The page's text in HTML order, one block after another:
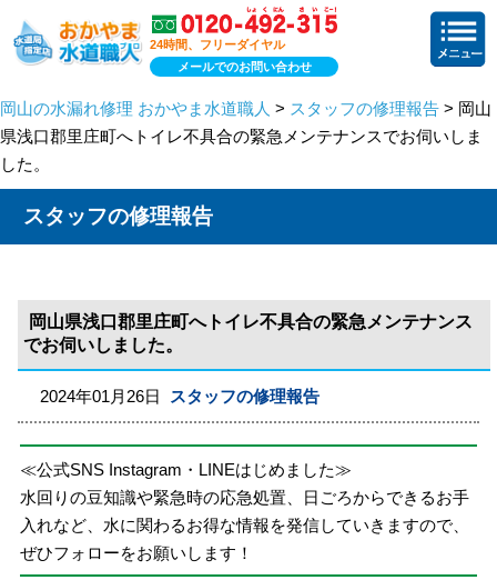
24時間、フリーダイヤル
メールでのお問い合わせ
岡山の水漏れ修理 おかやま水道職人 > スタッフの修理報告 > 岡山
県浅口郡里庄町へトイレ不具合の緊急メンテナンスでお伺いしま
した。
スタッフの修理報告
岡山県浅口郡里庄町へトイレ不具合の緊急メンテナンス
でお伺いしました。
2024年01月26日 スタッフの修理報告
≪公式SNS Instagram・LINEはじめました≫
水回りの豆知識や緊急時の応急処置、日ごろからできるお手
入れなど、水に関わるお得な情報を発信していきますので、
ぜひフォローをお願いします！